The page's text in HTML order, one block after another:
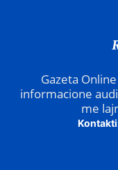
Gazeta
informacione
me